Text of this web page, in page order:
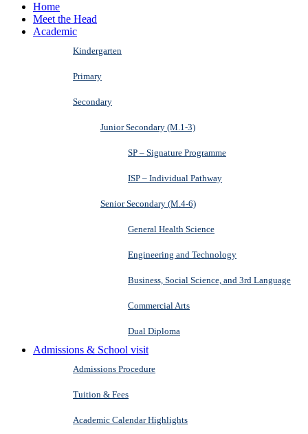
Home
Meet the Head
Academic
Kindergarten
Primary
Secondary
Junior Secondary (M.1-3)
SP – Signature Programme
ISP – Individual Pathway
Senior Secondary (M.4-6)
General Health Science
Engineering and Technology
Business, Social Science, and 3rd Language
Commercial Arts
Dual Diploma
Admissions & School visit
Admissions Procedure
Tuition & Fees
Academic Calendar Highlights